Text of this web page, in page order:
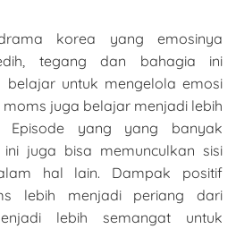
korea yang emosinya
tegang dan bahagia ini
untuk mengelola emosi
moms juga belajar menjadi lebih
Episode yang yang banyak
juga bisa memunculkan sisi
hal lain. Dampak positif
lebih menjadi periang dari
lebih semangat untuk